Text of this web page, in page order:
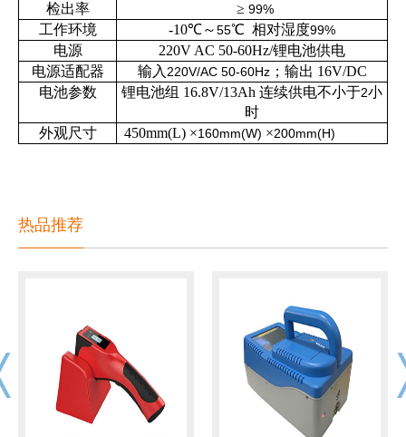
检出率 ≥ 99%
工作环境 -10℃～55℃ 相对湿度99%
电源 220V AC 50-60Hz/锂电池供电
电源适配器
输入220V/AC 50-60Hz；输出 16V/DC
电池参数
锂电池组 16.8V/13Ah 连续供电不小于2小
时
外观尺寸
450mm(L) ×160mm(W) ×200mm(H)
热品推荐